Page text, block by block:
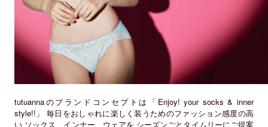
tutuannaのブランドコンセプトは「Enjoy! your socks & inner
style!!」 毎日をおしゃれに楽しく装うためのファッション感度の高
い ソックス、インナー、ウェアを シーズンごとタイムリーにご提案